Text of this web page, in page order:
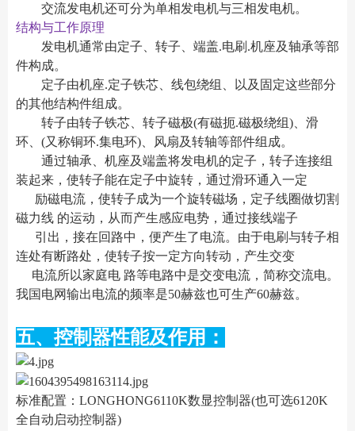
交流发电机还可分为单相发电机与三相发电机。
结构与工作原理
发电机通常由定子、转子、端盖.电刷.机座及轴承等部
件构成。
定子由机座.定子铁芯、线包绕组、以及固定这些部分
的其他结构件组成。
转子由转子铁芯、转子磁极(有磁扼.磁极绕组)、滑
环、(又称铜环.集电环)、风扇及转轴等部件组成。
通过轴承、机座及端盖将发电机的定子，转子连接组
装起来，使转子能在定子中旋转，通过滑环通入一定
励磁电流，使转子成为一个旋转磁场，定子线圈做切割
磁力线 的运动，从而产生感应电势，通过接线端子
引出，接在回路中，便产生了电流。由于电刷与转子相
连处有断路处，使转子按一定方向转动，产生交变
电流所以家庭电 路等电路中是交变电流，简称交流电。
我国电网输出电流的频率是50赫兹也可生产60赫兹。
五、控制器性能及作用：
标准配置：LONGHONG6110K数显控制器(也可选6120K
全自动启动控制器)